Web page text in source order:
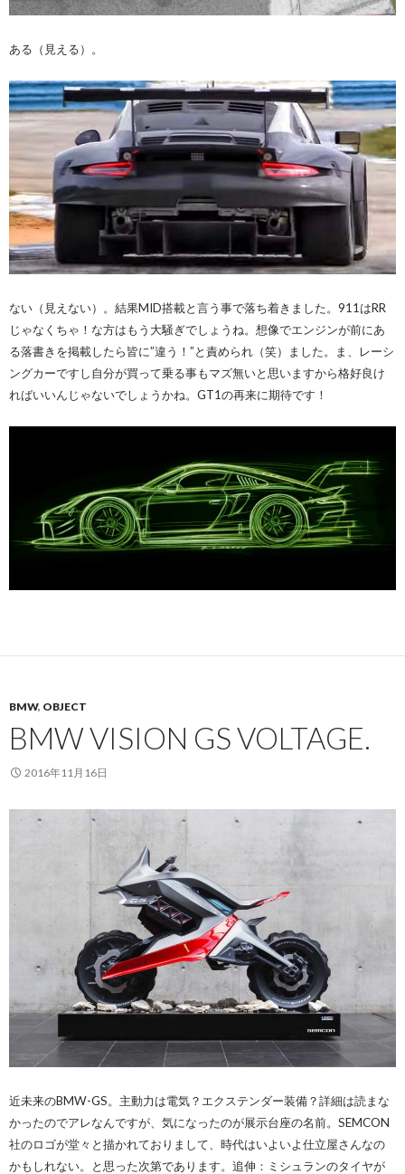
ある（見える）。
ない（見えない）。結果MID搭載と言う事で落ち着きました。911はRR
じゃなくちゃ！な方はもう大騒ぎでしょうね。想像でエンジンが前にあ
る落書きを掲載したら皆に”違う！”と責められ（笑）ました。ま、レーシ
ングカーですし自分が買って乗る事もマズ無いと思いますから格好良け
ればいいんじゃないでしょうかね。GT1の再来に期待です！
BMW, OBJECT
BMW VISION GS VOLTAGE.
2016年11月16日
近未来のBMW-GS。主動力は電気？エクステンダー装備？詳細は読まな
かったのでアレなんですが、気になったのが展示台座の名前。SEMCON
社のロゴが堂々と描かれておりまして、時代はいよいよ仕立屋さんなの
かもしれない。と思った次第であります。追伸：ミシュランのタイヤが